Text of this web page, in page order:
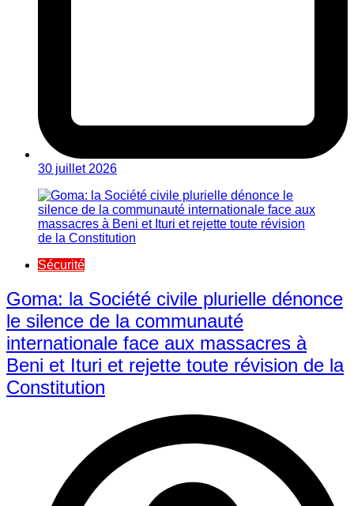
30 juillet 2026
Sécurité
Goma: la Société civile plurielle dénonce
le silence de la communauté
internationale face aux massacres à
Beni et Ituri et rejette toute révision de la
Constitution